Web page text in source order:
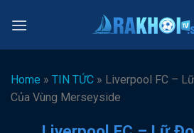
Home » TIN TỨC » Liverpool FC –
Của Vùng Merseyside